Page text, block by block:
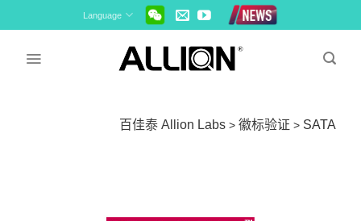
to
Language
百佳泰 Allion Labs> 徽标验证 > SATA